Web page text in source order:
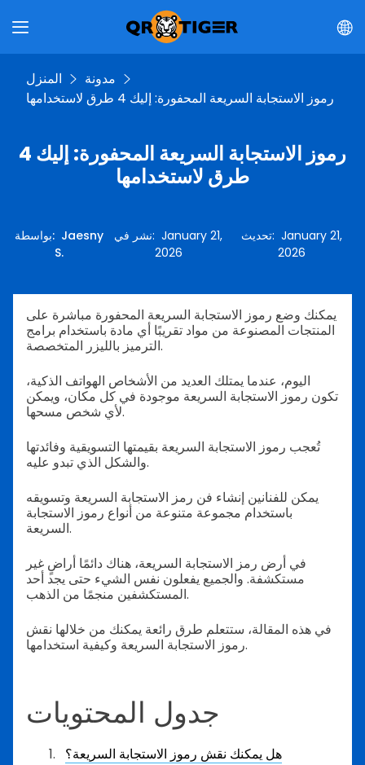
المنزل
مدونة
رموز الاستجابة السريعة المحفورة: إليك 4 طرق لاستخدامها
رموز الاستجابة السريعة المحفورة: إليك 4
طرق لاستخدامها
بواسطة: Jaesny
S.
نشر في:January 21,
2026
تحديث:January 21,
2026
يمكنك وضع رموز الاستجابة السريعة المحفورة مباشرة على
المنتجات المصنوعة من مواد تقريبًا أي مادة باستخدام برامج
الترميز بالليزر المتخصصة.
اليوم، عندما يمتلك العديد من الأشخاص الهواتف الذكية،
تكون رموز الاستجابة السريعة موجودة في كل مكان، ويمكن
لأي شخص مسحها.
تُعجب رموز الاستجابة السريعة بقيمتها التسويقية وفائدتها
والشكل الذي تبدو عليه.
يمكن للفنانين إنشاء فن رمز الاستجابة السريعة وتسويقه
باستخدام مجموعة متنوعة من أنواع رموز الاستجابة
السريعة.
في أرض رمز الاستجابة السريعة، هناك دائمًا أراضٍ غير
مستكشفة. والجميع يفعلون نفس الشيء حتى يجد أحد
المستكشفين منجمًا من الذهب.
في هذه المقالة، ستتعلم طرق رائعة يمكنك من خلالها نقش
رموز الاستجابة السريعة وكيفية استخدامها.
جدول المحتويات
هل يمكنك نقش رموز الاستجابة السريعة؟